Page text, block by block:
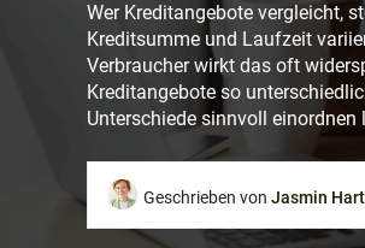
Wer Kreditangebote vergleicht,
Kreditsumme und Laufzeit
Verbraucher wirkt das oft
Kreditangebote so
Unterschiede sinnvoll einordnen
Geschrieben von Jasmin